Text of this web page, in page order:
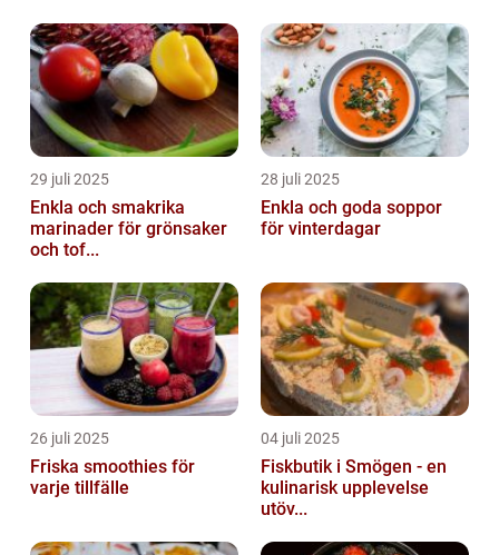
29 juli 2025
Enkla och smakrika
marinader för grönsaker
och tof...
28 juli 2025
Enkla och goda soppor
för vinterdagar
26 juli 2025
Friska smoothies för
varje tillfälle
04 juli 2025
Fiskbutik i Smögen - en
kulinarisk upplevelse
utöv...